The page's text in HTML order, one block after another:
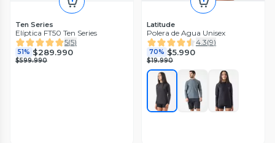
Ten Series
Elíptica FT50 Ten Series
5(5)
51% $289.990
$599.990
Latitude
Polera de Agua Unisex
4.3(9)
70% $5.990
$19.990